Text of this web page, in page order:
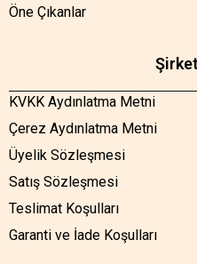
Öne Çıkanlar
KVKK Aydınlatma Metni
Çerez Aydınlatma Metni
Üyelik Sözleşmesi
Satış Sözleşmesi
Teslimat Koşulları
Garanti ve İade Koşulları